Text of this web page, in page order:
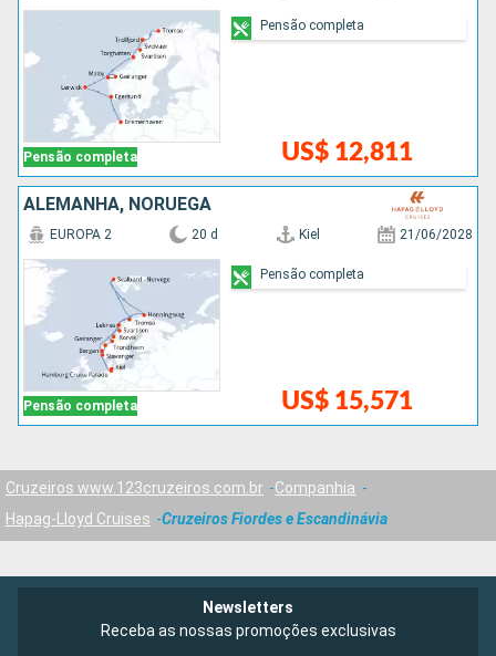
Pensão completa US$ 12,811
Pensão completa
ALEMANHA, NORUEGA
Pensão completa
EUROPA 2 20 d Kiel 21/06/2028
US$ 15,571
Pensão completa
Cruzeiros www.123cruzeiros.com.br
Companhia
Hapag-Lloyd Cruises
Cruzeiros Fiordes e Escandinávia
Newsletters
Receba as nossas promoções exclusivas